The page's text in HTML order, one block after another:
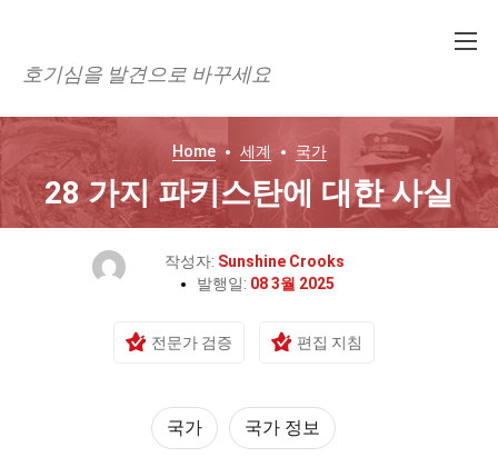
호기심을 발견으로 바꾸세요
Home 세계 국가
28 가지 파키스탄에 대한 사실
작성자: Sunshine Crooks
발행일: 08 3월 2025
전문가 검증 편집 지침
국가 국가 정보